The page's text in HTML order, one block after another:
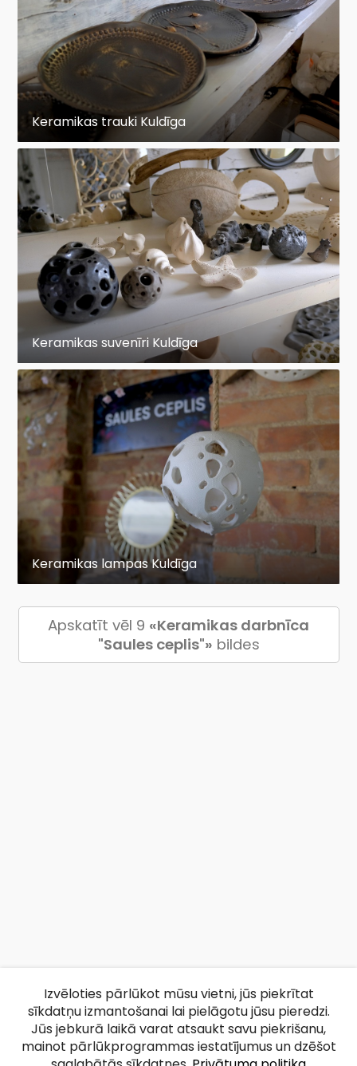
Keramikas trauki Kuldīga
Keramikas suvenīri Kuldīga
Keramikas lampas Kuldīga
Apskatīt vēl 9 «Keramikas darbnīca
"Saules ceplis"» bildes
Izvēloties pārlūkot mūsu vietni, jūs piekrītat
sīkdatņu izmantošanai lai pielāgotu jūsu pieredzi.
Jūs jebkurā laikā varat atsaukt savu piekrišanu,
mainot pārlūkprogrammas iestatījumus un dzēšot